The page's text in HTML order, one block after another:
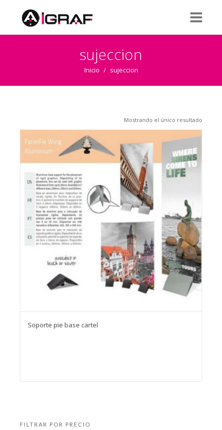
sujeccion
Inicio / sujeccion
Mostrando el único resultado
Soporte pie base cartel
FILTRAR POR PRECIO